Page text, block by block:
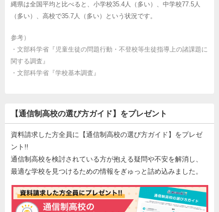
縄県は全国平均と比べると、小学校35.4人（多い）、中学校77.5人
（多い）、高校で35.7人（多い）という状況です。
参考）
・ 文部科学省『児童生徒の問題行動・不登校等生徒指導上の諸課題に
関する調査』
・ 文部科学省『学校基本調査』
【通信制高校の選び方ガイド】をプレゼント
資料請求した方全員に【通信制高校の選び方ガイド】をプレゼ
ント!!
通信制高校を検討されている方が抱える疑問や不安を解消し、
最適な学校を見つけるための情報をぎゅっと詰め込みました。